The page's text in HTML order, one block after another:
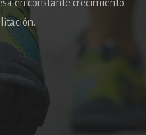
en constante crecimiento